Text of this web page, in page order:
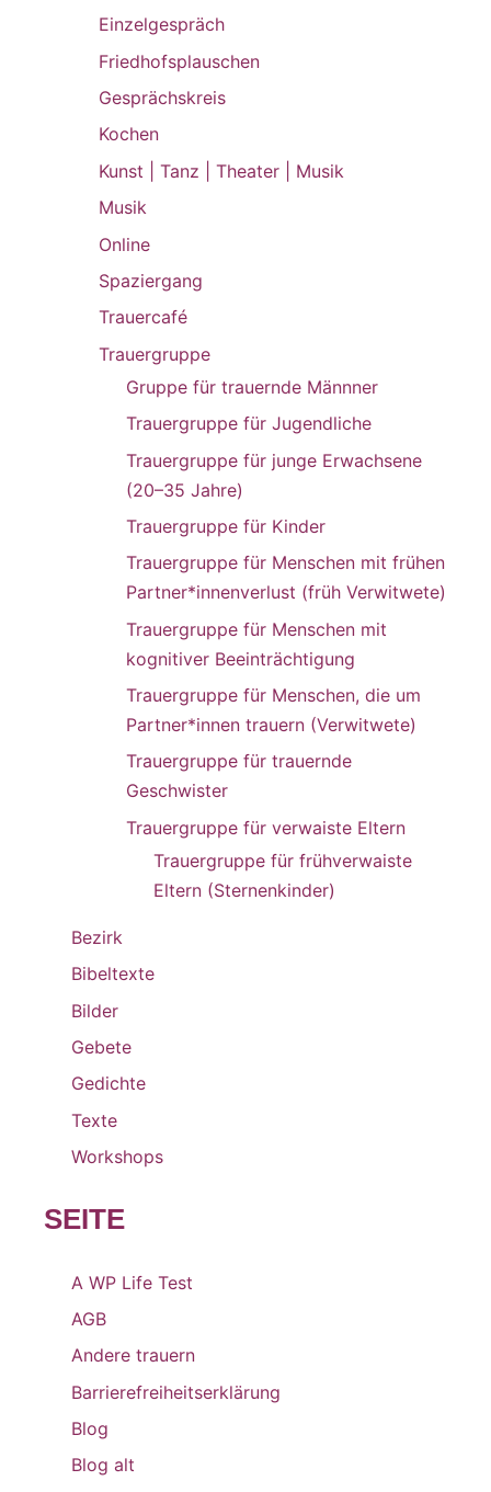
Einzelgespräch
Friedhofsplauschen
Gesprächskreis
Kochen
Kunst | Tanz | Theater | Musik
Musik
Online
Spaziergang
Trauercafé
Trauergruppe
Gruppe für trauernde Männner
Trauergruppe für Jugendliche
Trauergruppe für junge Erwachsene
(20–35 Jahre)
Trauergruppe für Kinder
Trauergruppe für Menschen mit frühen
Partner*innenverlust (früh Verwitwete)
Trauergruppe für Menschen mit
kognitiver Beeinträchtigung
Trauergruppe für Menschen, die um
Partner*innen trauern (Verwitwete)
Trauergruppe für trauernde
Geschwister
Trauergruppe für verwaiste Eltern
Trauergruppe für frühverwaiste
Eltern (Sternenkinder)
Bezirk
Bibeltexte
Bilder
Gebete
Gedichte
Texte
Workshops
SEITE
A WP Life Test
AGB
Andere trauern
Barrierefreiheitserklärung
Blog
Blog alt